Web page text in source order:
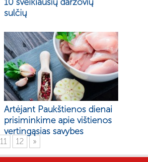
sulčių
Artėjant Paukštienos dienai
prisiminkime apie vištienos
vertingąsias savybes
11 12 »